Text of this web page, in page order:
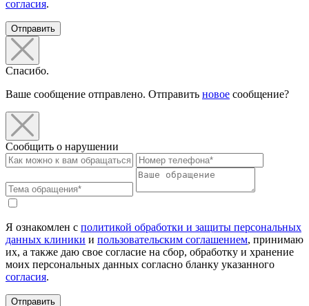
согласия.
Отправить
Спасибо.
Ваше сообщение отправлено. Отправить новое сообщение?
Сообщить о нарушении
Я ознакомлен с политикой обработки и защиты персональных
данных клиники и пользовательским соглашением, принимаю
их, а также даю свое согласие на сбор, обработку и хранение
моих персональных данных согласно бланку указанного
согласия.
Отправить